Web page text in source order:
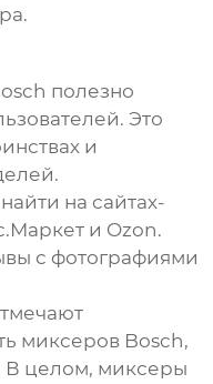
полезно
Это
и
на сайтах-
и Ozon.
с фотографиями
миксеров Bosch,
В целом, миксеры